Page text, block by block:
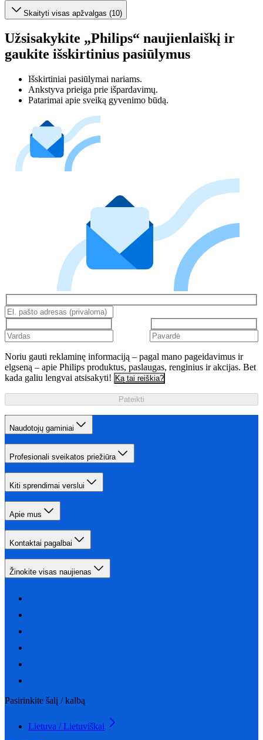
Skaityti visas apžvalgas (10)
Užsisakykite „Philips“ naujienlaiškį ir
gaukite išskirtinius pasiūlymus
Išskirtiniai pasiūlymai nariams.
Ankstyva prieiga prie išpardavimų.
Patarimai apie sveiką gyvenimo būdą.
Noriu gauti reklaminę informaciją – pagal mano pageidavimus ir
elgseną – apie Philips produktus, paslaugas, renginius ir akcijas. Bet
kada galiu lengvai atsisakyti! Ką tai reiškia?
Pateikti
Naudotojų gaminiai
Profesionali sveikatos priežiūra
Kiti sprendimai verslui
Apie mus
Kontaktai pagalbai
Žinokite visas naujienas
Pasirinkite šalį / kalbą
Lietuva / Lietuviškai